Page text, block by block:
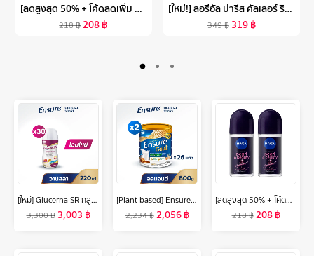
[ลดสูงสุด 50% + โค้ดลดเพิ่ม 20%]นีเวีย เอ็กซ์ตร้า ไบรท์ พรีเมียม ฟราแกรนซ์ เวลเว็ท โรแมนซ์ พีโอนี โรลออน 50มล. 2 ชิ้น NIVEA
218฿208฿
[ใหม่!] ลอรีอัล ปารีส คัลเลอร์ ริช อินเทนซ์ วอลุ่ม แมท L’OREAL PARIS COLOR RICHE INTENSE VOLUME MATTE (ลิปแมท, ลิปแมทเนื้อนุ่ม, ลิปลอรีอัล, ติดทนนาน 16 ชั่วโมง)
349฿ 319฿
[ใหม่] Glucerna SR กลูเซอนา เอสอาร์ ชนิดน้ำ กลิ่นวานิลลา 220ml 30 ขวด สำหรับผู้ป่วยเบาหวาน
3,300฿ 3,003 ฿
[Plant based] Ensure Gold เอนชัวร์ โกลด์ กลิ่นอัลมอนด์ สูตรโปรตีนธัญพืช 800g 2 กระป๋อง Ensure Gold Plant Based 800gx2
2,234฿2,056฿
[ลดสูงสุด 50% + โค้ดลดเพิ่ม 20%]นีเวีย เพิร์ล แอนด์ บิวตี้ แบล็ค เพิร์ล โรลออน ระงับกลิ่นกาย 50 มล. 2 ชิ้น NIVEA
218฿208฿